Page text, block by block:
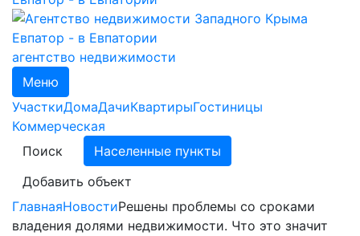
агентство недвижимости
Меню
УчасткиДомаДачиКвартирыГостиницы
Коммерческая
Поиск
Населенные пункты
Добавить объект
ГлавнаяНовостиРешены проблемы со сроками
владения долями недвижимости. Что это значит